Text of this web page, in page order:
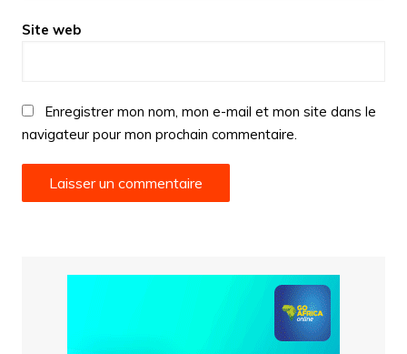
Site web
Enregistrer mon nom, mon e-mail et mon site dans le
navigateur pour mon prochain commentaire.